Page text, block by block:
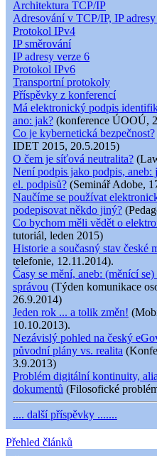
Architektura TCP/IP
Adresování v TCP/IP, IP
Protokol IPv4
IP směrování
IP adresy verze 6
Protokol IPv6
Transportní protokoly
Příspěvky z konferencí
Má elektronický podpis
ano: jak? (konference ÚOOÚ,
Co je kybernetická bezpečnost?
IDET 2015, 20.5.2015)
O čem je síťová neutralita?
Není podpis jako podpis, aneb:
el. podpisů? (Seminář Adobe,
Naučíme se používat
podepisovat někdo jiný?
Co bychom měli vědět o
tutoriál, leden 2015)
Historie a současný stav české
telefonie, 12.11.2014).
Časy se mění, aneb: (měnící
správou (Týden komunikace
26.9.2014)
Jeden rok ... a tolik změn!
10.10.2013).
Nezávislý pohled na český
původní plány vs. realita
3.9.2013)
Problém digitální kontinuity,
dokumentů (Filosofické
.... další příspěvky .......
Přehled článků